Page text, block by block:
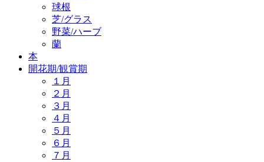
球根
芝/グラス
野菜/ハーブ
蘭
本
開花期/観賞期
１月
２月
３月
４月
５月
６月
７月